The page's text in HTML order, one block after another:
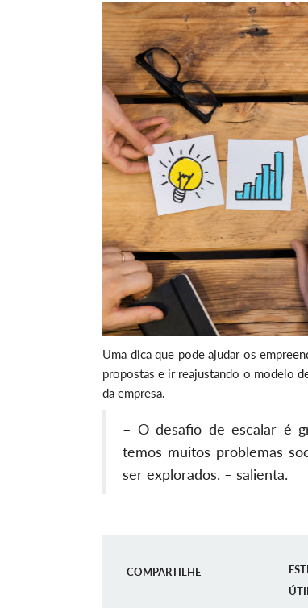
Uma dica que pode ajudar os
propostas e ir reajustando o modelo
da empresa.
– O desafio de escalar é
temos muitos problemas
ser explorados. – salienta.
COMPARTILHE